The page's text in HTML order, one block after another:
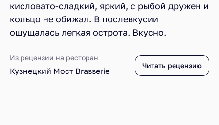
кисловато-сладкий, яркий, с рыбой дружен и
кольцо не обижал. В послевкусии
ощущалась легкая острота. Вкусно.
Из рецензии на ресторан
Кузнецкий Мост Brasserie
Читать рецензию